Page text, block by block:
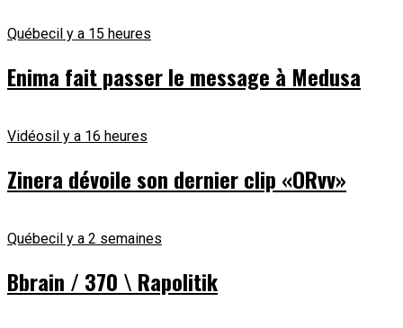
Québecil y a 15 heures
Enima fait passer le message à Medusa
Vidéosil y a 16 heures
Zinera dévoile son dernier clip «ORvv»
Québecil y a 2 semaines
Bbrain / 370 \ Rapolitik